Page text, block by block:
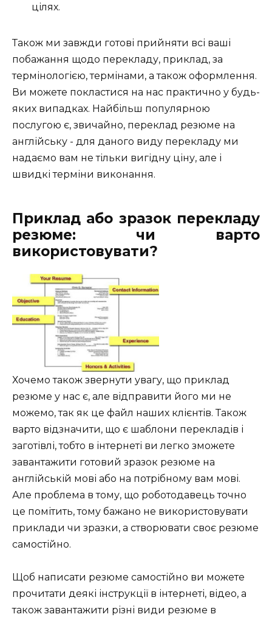
цілях.
Також ми завжди готові прийняти всі ваші
побажання щодо перекладу, приклад, за
термінологією, термінами, а також оформлення.
Ви можете покластися на нас практично у будь-
яких випадках. Найбільш популярною
послугою є, звичайно, переклад резюме на
англійську - для даного виду перекладу ми
надаємо вам не тільки вигідну ціну, але і
швидкі терміни виконання.
Приклад або зразок перекладу
резюме: чи варто
використовувати?
Хочемо також звернути увагу, що приклад
резюме у нас є, але відправити його ми не
можемо, так як це файл наших клієнтів. Також
варто відзначити, що є шаблони перекладів і
заготівлі, тобто в інтернеті ви легко зможете
завантажити готовий зразок резюме на
англійській мові або на потрібному вам мові.
Але проблема в тому, що роботодавець точно
це помітить, тому бажано не використовувати
приклади чи зразки, а створювати своє резюме
самостійно.
Щоб написати резюме самостійно ви можете
прочитати деякі інструкції в інтернеті, відео, а
також завантажити різні види резюме в